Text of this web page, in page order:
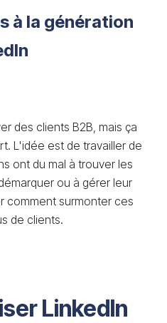
à la génération
des clients B2B, mais ça
L'idée est de travailler de
ont du mal à trouver les
ou à gérer leur
comment surmonter ces
de clients.
LinkedIn